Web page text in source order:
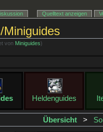
Miniguides
von Miniguides)
Heldenguides
Übersicht>
Quelltext anzeigen